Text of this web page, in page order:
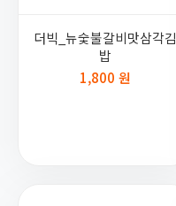
더빅_뉴숯불갈비맛삼각김
밥
1,800 원